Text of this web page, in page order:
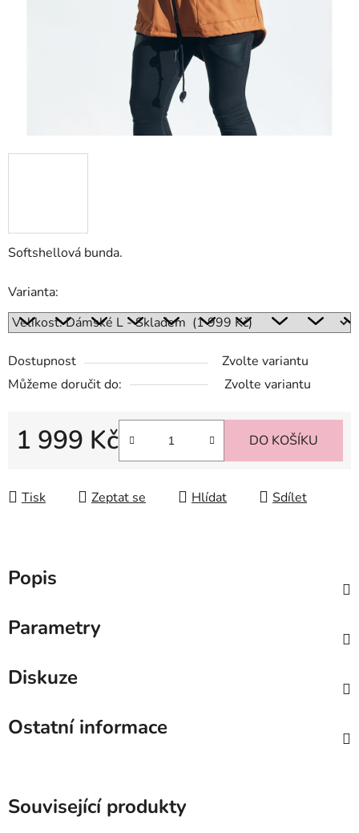
Softshellová bunda.
Varianta:
Dostupnost
Zvolte variantu
Můžeme doručit do:
Zvolte variantu
1 999 Kč DO KOŠÍKU
Tisk Zeptat se Hlídat Sdílet
Popis
Parametry
Diskuze
Ostatní informace
Související produkty